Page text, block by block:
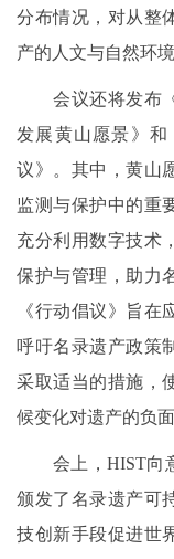
分布情况，对从整
产的人文与自然环
会议还将发布《
发展黄山愿景》
议》。其中，黄山
监测与保护中的重
充分利用数字技术
保护与管理，助力
《行动倡议》旨在
呼吁名录遗产政策
采取适当的措施，
候变化对遗产的负面
会上，HIST向意
颁发了名录遗产可
技创新手段促进世